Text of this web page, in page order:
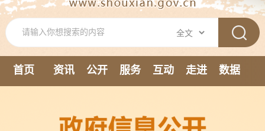
首页 资讯 公开 服务 互动 走进
数据